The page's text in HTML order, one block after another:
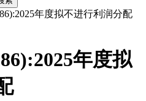
年度拟不进行利润分配
年度拟